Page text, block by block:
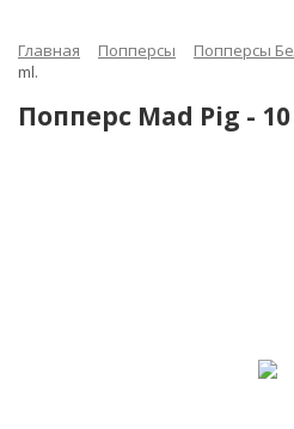
Главная Попперсы Попперсы
ml.
Попперс Mad Pig -